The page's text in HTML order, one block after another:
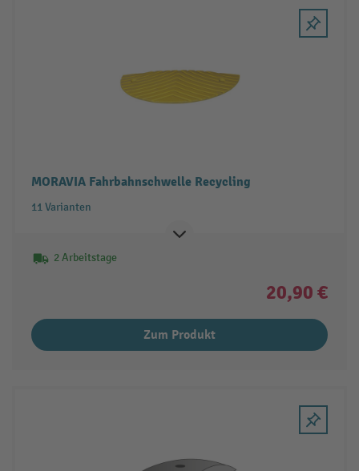
MORAVIA Fahrbahnschwelle Recycling
11 Varianten
2 Arbeitstage
20,90 €
Zum Produkt